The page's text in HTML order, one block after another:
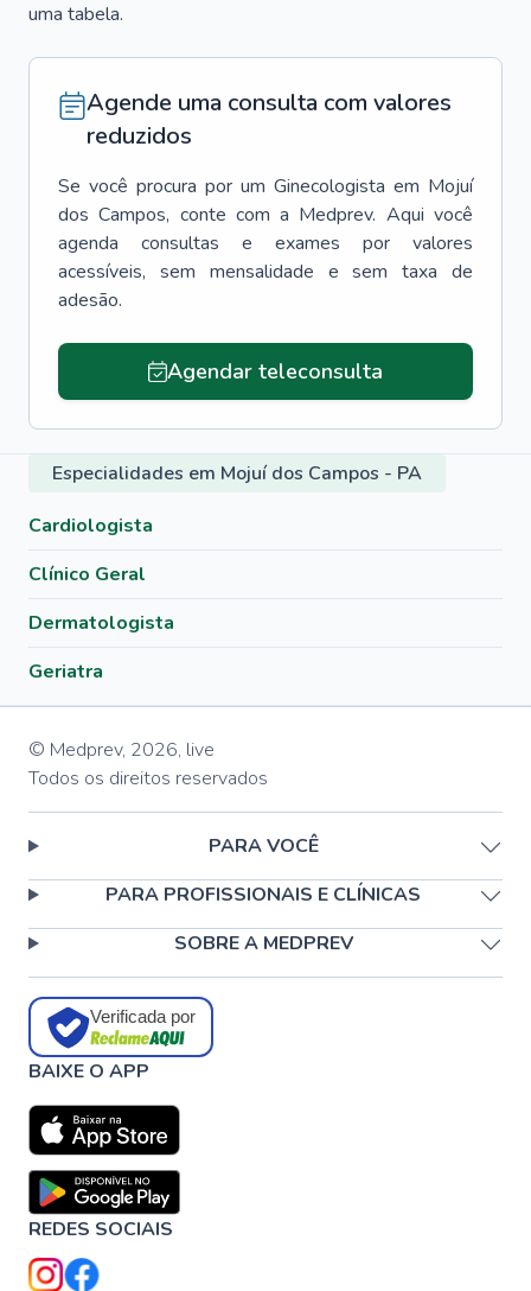
uma tabela.
Agende uma consulta com valores
reduzidos
Se você procura por um Ginecologista em Mojuí
dos Campos, conte com a Medprev. Aqui você
agenda consultas e exames por valores
acessíveis, sem mensalidade e sem taxa de
adesão.
Agendar teleconsulta
Especialidades em Mojuí dos Campos - PA
Cardiologista
Clínico Geral
Dermatologista
Geriatra
© Medprev, 2026, live
Todos os direitos reservados
PARA VOCÊ
PARA PROFISSIONAIS E CLÍNICAS
SOBRE A MEDPREV
Verificada por
BAIXE O APP
REDES SOCIAIS